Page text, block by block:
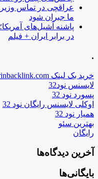
عراقچی در تماس
ما جبران شود
پاشنه آشیل‌های
در برابر ایران + فیلم
.
خرید بک لینک behtarinbacklink.com
لایسنس نود32
پسورد نود 32
اوکلی لایسنس رایگان نود 32
همیار نود 32
بهترین سئو
رایگان
آخرین دیدگاه‌ها
بایگانی‌ها